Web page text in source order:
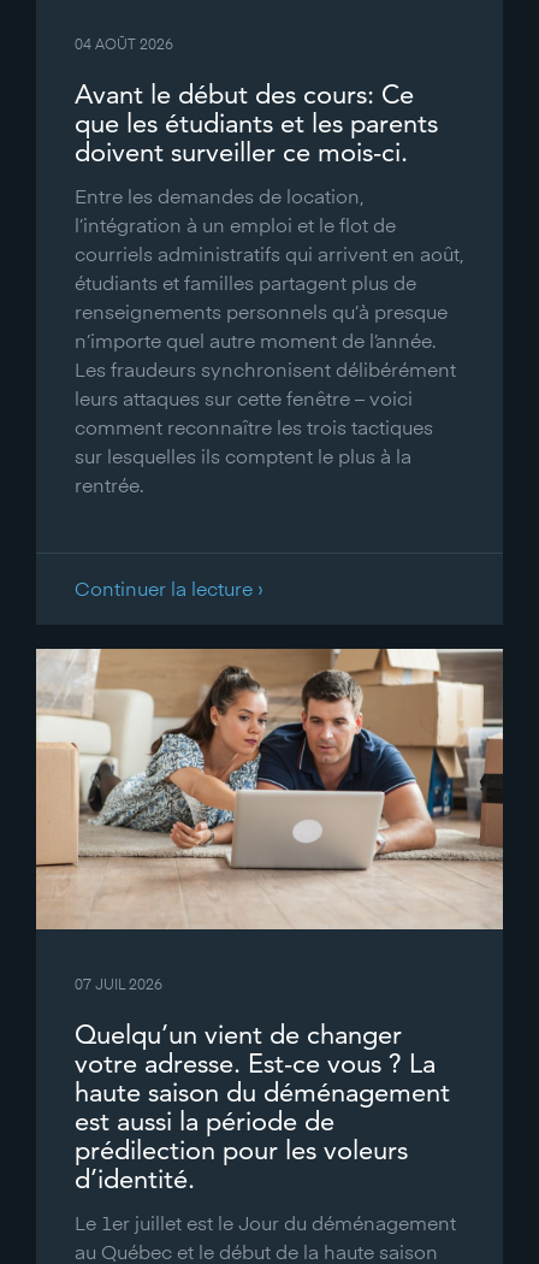
04 AOÛT 2026
Avant le début des cours: Ce
que les étudiants et les parents
doivent surveiller ce mois-ci.
Entre les demandes de location,
l’intégration à un emploi et le flot de
courriels administratifs qui arrivent en août,
étudiants et familles partagent plus de
renseignements personnels qu’à presque
n’importe quel autre moment de l’année.
Les fraudeurs synchronisent délibérément
leurs attaques sur cette fenêtre – voici
comment reconnaître les trois tactiques
sur lesquelles ils comptent le plus à la
rentrée.
Continuer la lecture ›
07 JUIL 2026
Quelqu’un vient de changer
votre adresse. Est-ce vous ? La
haute saison du déménagement
est aussi la période de
prédilection pour les voleurs
d’identité.
Le 1er juillet est le Jour du déménagement
au Québec et le début de la haute saison